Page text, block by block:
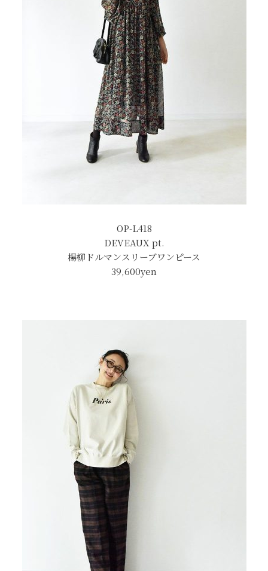
OP-L418
DEVEAUX pt.
楊柳ドルマンスリーブワンピース
39,600yen